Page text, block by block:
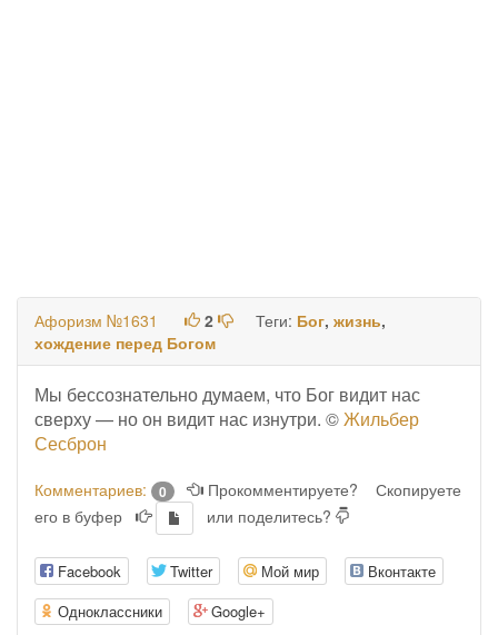
Афоризм №1631 2 Теги: Бог, жизнь,
хождение перед Богом
Мы бессознательно думаем, что Бог видит нас
сверху — но он видит нас изнутри. ©Жильбер
Сесброн
Комментариев: 0 Прокомментируете?
Скопируете
его в буфер
или поделитесь?
Facebook Twitter Мой мир
Вконтакте
Одноклассники
Google+